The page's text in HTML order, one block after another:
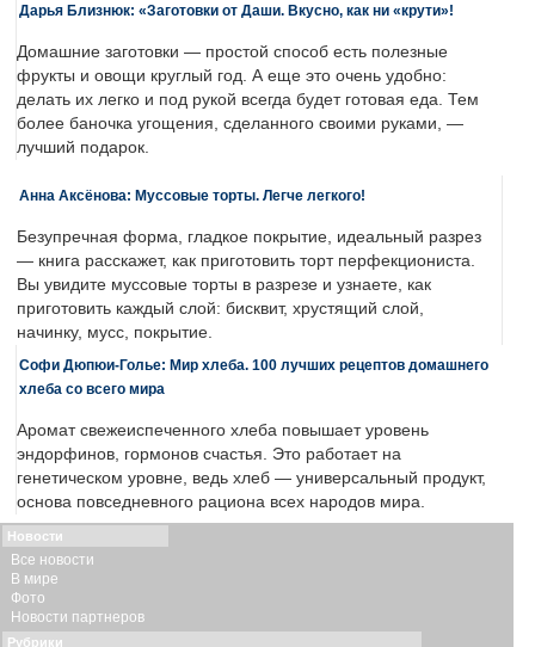
Дарья Близнюк: «Заготовки от Даши. Вкусно, как ни «крути»!
Домашние заготовки — простой способ есть полезные
фрукты и овощи круглый год. А еще это очень удобно:
делать их легко и под рукой всегда будет готовая еда. Тем
более баночка угощения, сделанного своими руками, —
лучший подарок.
Анна Аксёнова: Муссовые торты. Легче легкого!
Безупречная форма, гладкое покрытие, идеальный разрез
— книга расскажет, как приготовить торт перфекциониста.
Вы увидите муссовые торты в разрезе и узнаете, как
приготовить каждый слой: бисквит, хрустящий слой,
начинку, мусс, покрытие.
Софи Дюпюи-Голье: Мир хлеба. 100 лучших рецептов домашнего
хлеба со всего мира
Аромат свежеиспеченного хлеба повышает уровень
эндорфинов, гормонов счастья. Это работает на
генетическом уровне, ведь хлеб — универсальный продукт,
основа повседневного рациона всех народов мира.
Новости
Все новости
В мире
Фото
Новости партнеров
Рубрики